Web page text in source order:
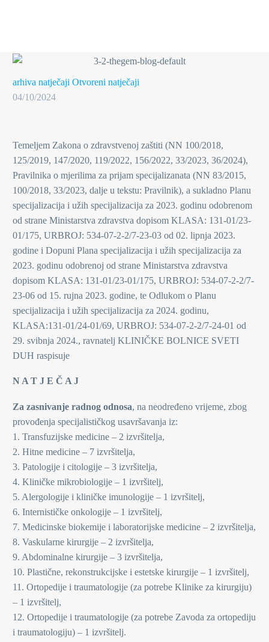
arhiva natječaji Otvoreni natječaji
04/10/2024
Temeljem Zakona o zdravstvenoj zaštiti (NN 100/2018,
125/2019, 147/2020, 119/2022, 156/2022, 33/2023, 36/2024),
Pravilnika o mjerilima za prijam specijalizanata (NN 83/2015,
100/2018, 33/2023, dalje u tekstu: Pravilnik), a sukladno Planu
specijalizacija i užih specijalizacija za 2023. godinu odobrenom
od strane Ministarstva zdravstva dopisom KLASA: 131-01/23-
01/175, URBROJ: 534-07-2-2/7-23-03 od 02. lipnja 2023.
godine i Dopuni Plana specijalizacija i užih specijalizacija za
2023. godinu odobrenoj od strane Ministarstva zdravstva
dopisom KLASA: 131-01/23-01/175, URBROJ: 534-07-2-2/7-
23-06 od 15. rujna 2023. godine, te Odlukom o Planu
specijalizacija i užih specijalizacija za 2024. godinu,
KLASA:131-01/24-01/69, URBROJ: 534-07-2-2/7-24-01 od
29. svibnja 2024., ravnatelj KLINIČKE BOLNICE SVETI
DUH raspisuje
N A T J E Č A J
Za zasnivanje radnog odnosa, na neodređeno vrijeme, zbog
provođenja specijalističkog usavršavanja iz:
1. Transfuzijske medicine – 2 izvršitelja,
2. Hitne medicine – 7 izvršitelja,
3. Patologije i citologije – 3 izvršitelja,
4. Kliničke mikrobiologije – 1 izvršitelj,
5. Alergologije i kliničke imunologije – 1 izvršitelj,
6. Internističke onkologije – 1 izvršitelj,
7. Medicinske biokemije i laboratorijske medicine – 2 izvršitelja,
8. Vaskularne kirurgije – 2 izvršitelja,
9. Abdominalne kirurgije – 3 izvršitelja,
10. Plastične, rekonstrukcijske i estetske kirurgije – 1 izvršitelj,
11. Ortopedije i traumatologije (za potrebe Klinike za kirurgiju)
– 1 izvršitelj,
12. Ortopedije i traumatologije (za potrebe Zavoda za ortopediju
i traumatologiju) – 1 izvršitelj.